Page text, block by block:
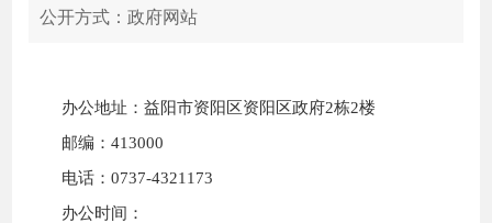
公开方式：政府网站
办公地址：益阳市资阳区资阳区政府2栋2楼
邮编：413000
电话：0737-4321173
办公时间：